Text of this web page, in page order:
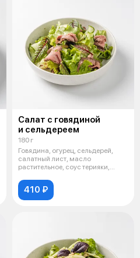
Салат с говядиной
и сельдереем
180 г
Говядина, огурец, сельдерей,
салатный лист, масло
растительное, соус терияки,
410 ₽